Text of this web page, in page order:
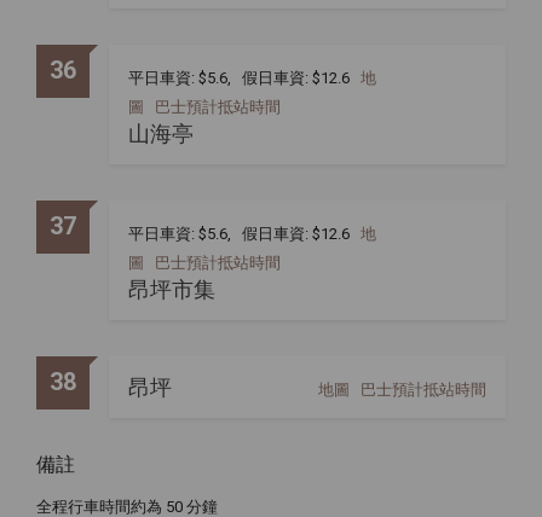
36 平日車資: $5.6, 假日車資: $12.6 地
圖
巴士預計抵站時間
山海亭
37 平日車資: $5.6, 假日車資: $12.6 地
圖
巴士預計抵站時間
昂坪市集
38 地圖 巴士預計抵站時間
昂坪
備註
全程行車時間約為 50 分鐘